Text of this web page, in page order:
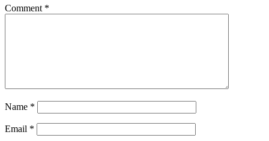
Comment *
Name *
Email *